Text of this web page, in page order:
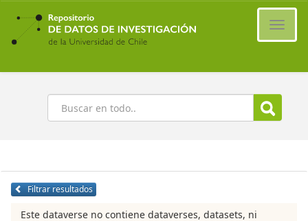
Ir
contenido
principal
Buscar
Filtrar resultados
Este dataverse no contiene dataverses, datasets, ni